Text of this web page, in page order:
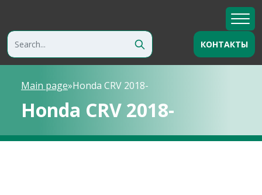
КОНТАКТЫ
Main page»Honda CRV 2018-
Honda CRV 2018-